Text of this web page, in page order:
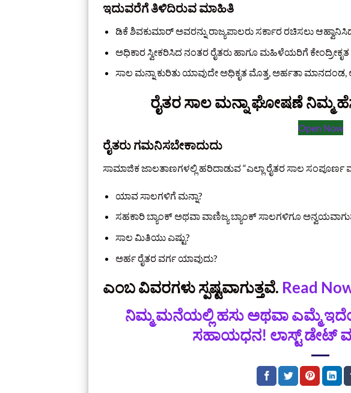
ಇದುವರೆಗೆ ತಿಳಿದಿರುವ ಮಾಹಿತಿ
ಡಿಕೆ ಶಿವಕುಮಾರ್ ಅವರನ್ನು ರಾಜ್ಯಪಾಲರು ಸರ್ಕಾರ ರಚಿಸಲು
ಅಧಿಕಾರ ಸ್ವೀಕರಿಸಿದ ನಂತರ ರೈತರು ಹಾಗೂ ಮಹಿಳೆಯರಿಗೆ
ಸಾಲ ಮನ್ನಾ ಕುರಿತು ಯಾವುದೇ ಅಧಿಕೃತ ಮೊತ್ತ, ಅರ್ಹತಾ
ರೈತರ ಸಾಲ ಮನ್ನಾ ಘೋಷಣೆ ನಿಮ್ಮ
Open Now
ರೈತರು ಗಮನಿಸಬೇಕಾದುದು
ಸಾಮಾಜಿಕ ಜಾಲತಾಣಗಳಲ್ಲಿ ಹರಿದಾಡುವ “ಎಲ್ಲಾ ರೈತರ ಸಾಲ ಸಂಪೂರ್ಣ
ಯಾವ ಸಾಲಗಳಿಗೆ ಮನ್ನಾ?
ಸಹಕಾರಿ ಬ್ಯಾಂಕ್ ಅಥವಾ ವಾಣಿಜ್ಯ ಬ್ಯಾಂಕ್ ಸಾಲಗಳಿಗೂ
ಸಾಲ ಮಿತಿಯು ಎಷ್ಟು?
ಅರ್ಹ ರೈತರ ವರ್ಗ ಯಾವುದು?
ಎಂಬ ವಿವರಗಳು ಸ್ಪಷ್ಟವಾಗುತ್ತವೆ. Read
ನಿಮ್ಮ ಮನೆಯಲ್ಲಿ ಹಸು ಅಥವಾ ಎಮ್ಮೆ
ಸಹಾಯಧನ! ಲಾಸ್ಟ್ ಡೇಟ್